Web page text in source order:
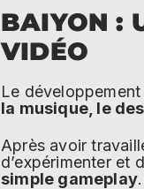
BAIYON :
VIDÉO
Le
la musique, le
Après avoir
d’expérimenter et
simple gameplay.